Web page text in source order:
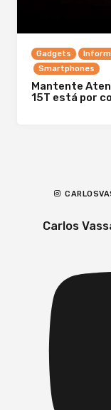
Gadgets
Smartphones
Mantente
15T está por
Carlos